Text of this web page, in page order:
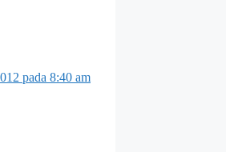
pada 8:40 am